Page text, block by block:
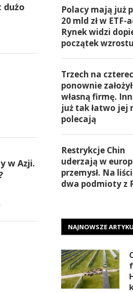
dużo
w Azji.
Polacy mają już
20 mld zł w ETF-
Rynek widzi
początek wzrostu
Trzech na
ponownie
własną firmę.
już tak łatwo jej
polecają
Restrykcje Chin
uderzają w
przemysł. Na
dwa podmioty z
NAJNOWSZE